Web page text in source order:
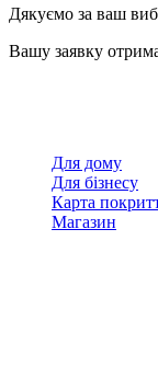
Дякуємо за ваш
Вашу заявку
Для дому
Для бізнесу
Карта
Магазин